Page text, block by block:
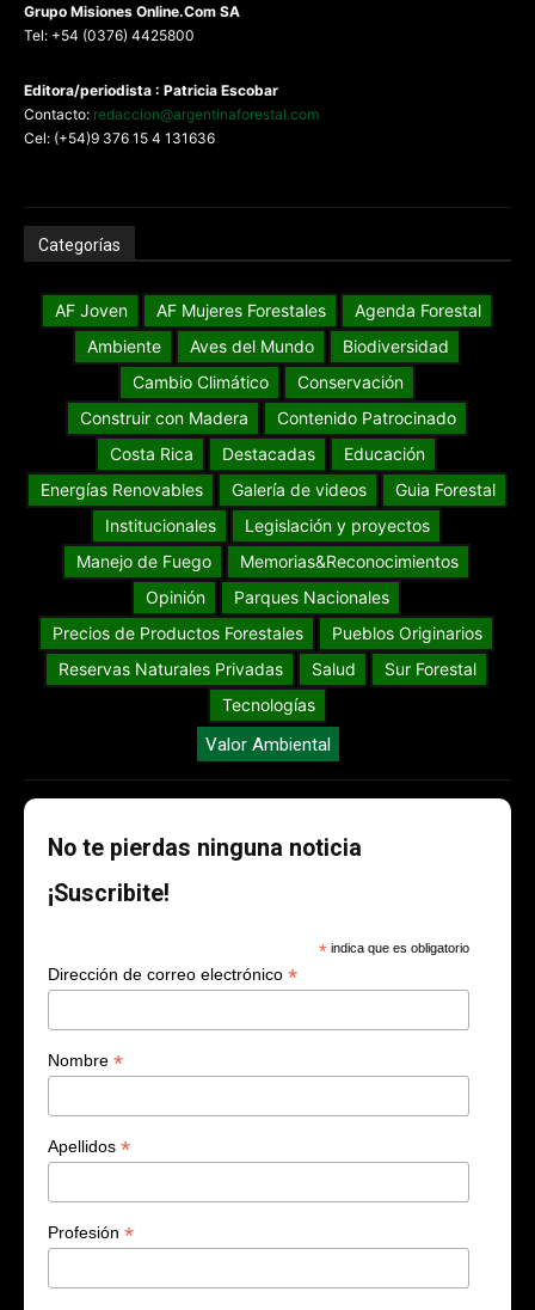
Grupo Misiones Online.Com SA
Tel: +54 (0376) 4425800
Editora/periodista : Patricia Escobar
Contacto: redaccion@argentinaforestal.com
Cel: (+54)9 376 15 4 131636
Categorías
AF Joven AF Mujeres Forestales
Agenda Forestal
Ambiente
Aves del Mundo
Biodiversidad
Cambio Climático
Conservación
Construir con Madera
Contenido Patrocinado
Costa Rica
Destacadas
Educación
Energías Renovables
Galería de videos
Guia Forestal
Institucionales
Legislación y proyectos
Manejo de Fuego
Memorias&Reconocimientos
Opinión
Parques Nacionales
Precios de Productos Forestales
Pueblos Originarios
Reservas Naturales Privadas
Salud
Sur Forestal
Tecnologías
Valor Ambiental
No te pierdas ninguna noticia
¡Suscribite!
* indica que es obligatorio
Dirección de correo electrónico *
Nombre *
Apellidos *
Profesión *